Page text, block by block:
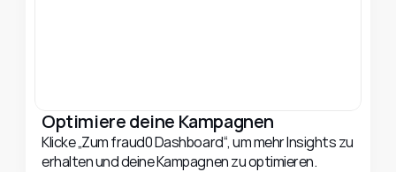
Optimiere deine Kampagnen
Klicke „Zum fraud0 Dashboard“, um mehr Insights zu
erhalten und deine Kampagnen zu optimieren.